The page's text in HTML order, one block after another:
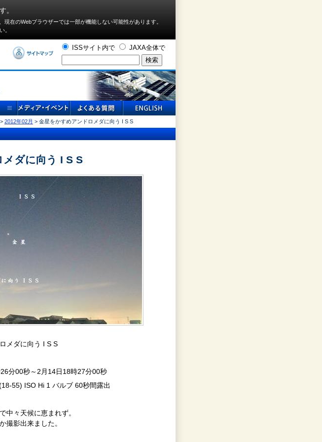
。
在のWebブラウザーでは⼀部が機能しない可能性があります。
。
ISSサイト内で JAXA全体で
> 2012年02月 > 金星をかすめアンドロメダに向う I S S
ダに向う I S S
メダに向う I S S
分00秒～2月14日18時27分00秒
55) ISO Hi 1 バルブ 60秒間露出
中々天候に恵まれず。
撮影出来ました。